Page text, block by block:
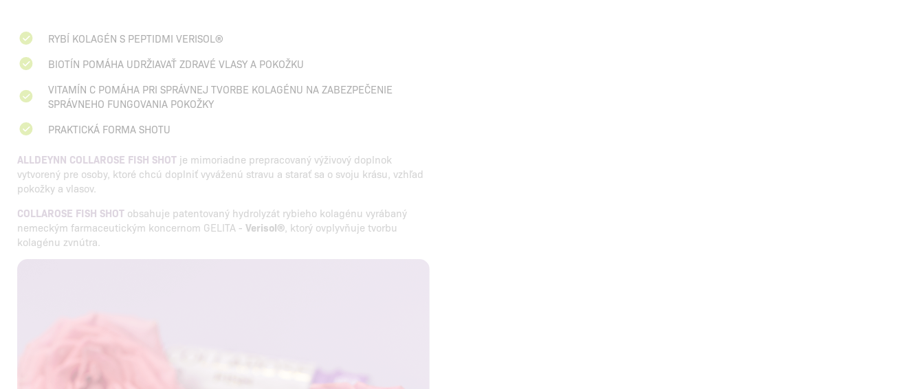
RYBÍ KOLAGÉN S PEPTIDMI VERISOL®
BIOTÍN POMÁHA UDRŽIAVAŤ ZDRAVÉ VLASY A POKOŽKU
VITAMÍN C POMÁHA PRI SPRÁVNEJ TVORBE KOLAGÉNU NA ZABEZPEČENIE
SPRÁVNEHO FUNGOVANIA POKOŽKY
PRAKTICKÁ FORMA SHOTU
ALLDEYNN COLLAROSE FISH SHOT je mimoriadne prepracovaný výživový doplnok
vytvorený pre osoby, ktoré chcú doplniť vyváženú stravu a starať sa o svoju krásu, vzhľad
pokožky a vlasov.
COLLAROSE FISH SHOT obsahuje patentovaný hydrolyzát rybieho kolagénu vyrábaný
nemeckým farmaceutickým koncernom GELITA - Verisol® , ktorý ovplyvňuje tvorbu
kolagénu zvnútra.